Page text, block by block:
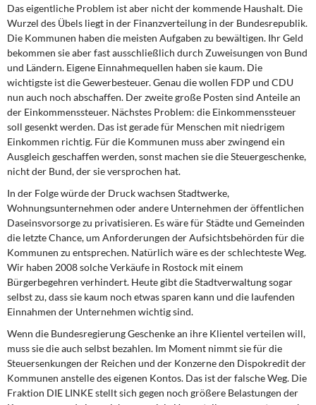
Das eigentliche Problem ist aber nicht der kommende Haushalt. Die
Wurzel des Übels liegt in der Finanzverteilung in der Bundesrepublik.
Die Kommunen haben die meisten Aufgaben zu bewältigen. Ihr Geld
bekommen sie aber fast ausschließlich durch Zuweisungen von Bund
und Ländern. Eigene Einnahmequellen haben sie kaum. Die
wichtigste ist die Gewerbesteuer. Genau die wollen FDP und CDU
nun auch noch abschaffen. Der zweite große Posten sind Anteile an
der Einkommenssteuer. Nächstes Problem: die Einkommenssteuer
soll gesenkt werden. Das ist gerade für Menschen mit niedrigem
Einkommen richtig. Für die Kommunen muss aber zwingend ein
Ausgleich geschaffen werden, sonst machen sie die Steuergeschenke,
nicht der Bund, der sie versprochen hat.
In der Folge würde der Druck wachsen Stadtwerke,
Wohnungsunternehmen oder andere Unternehmen der öffentlichen
Daseinsvorsorge zu privatisieren. Es wäre für Städte und Gemeinden
die letzte Chance, um Anforderungen der Aufsichtsbehörden für die
Kommunen zu entsprechen. Natürlich wäre es der schlechteste Weg.
Wir haben 2008 solche Verkäufe in Rostock mit einem
Bürgerbegehren verhindert. Heute gibt die Stadtverwaltung sogar
selbst zu, dass sie kaum noch etwas sparen kann und die laufenden
Einnahmen der Unternehmen wichtig sind.
Wenn die Bundesregierung Geschenke an ihre Klientel verteilen will,
muss sie die auch selbst bezahlen. Im Moment nimmt sie für die
Steuersenkungen der Reichen und der Konzerne den Dispokredit der
Kommunen anstelle des eigenen Kontos. Das ist der falsche Weg. Die
Fraktion DIE LINKE stellt sich gegen noch größere Belastungen der